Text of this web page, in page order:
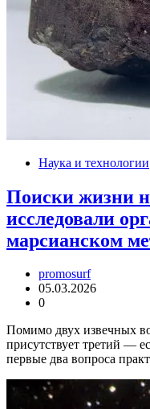
Наука и технологии
Поиски жизни
исследовали
марсианском
promosurf
05.03.2026
0
Помимо двух извечных
присутствует третий —
первые два вопроса